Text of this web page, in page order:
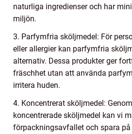
naturliga ingredienser och har
miljön.
3. Parfymfria sköljmedel: För
eller allergier kan parfymfria
alternativ. Dessa produkter ger
fräschhet utan att använda
irritera huden.
4. Koncentrerat sköljmedel:
koncentrerade sköljmedel kan vi
förpackningsavfallet och spara